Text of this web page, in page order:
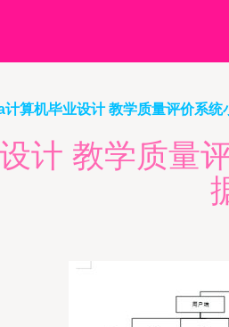
计算机毕业设计 教学质量评价系
计 教学质量